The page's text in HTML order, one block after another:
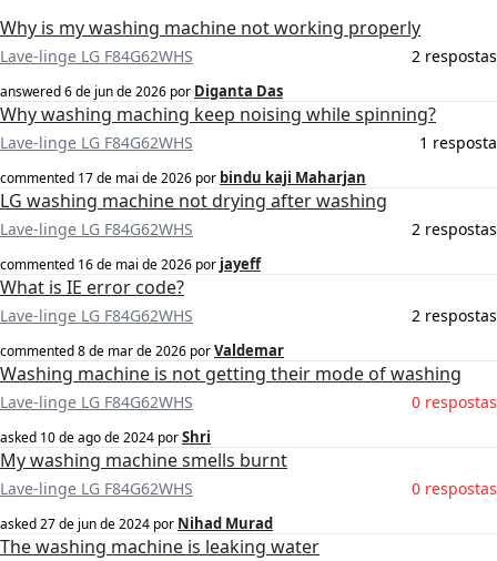
Why is my washing machine not working properly
Lave-linge LG F84G62WHS 2 respostas
answered6 de jun de 2026 por Diganta Das
Why washing maching keep noising while spinning?
Lave-linge LG F84G62WHS 1 resposta
commented 17 de mai de 2026 por bindu kaji Maharjan
LG washing machine not drying after washing
Lave-linge LG F84G62WHS 2 respostas
commented 16 de mai de 2026 por jayeff
What is IE error code?
Lave-linge LG F84G62WHS 2 respostas
commented8 de mar de 2026 porValdemar
Washing machine is not getting their mode of washing
Lave-linge LG F84G62WHS 0 respostas
asked 10 de ago de 2024 porShri
My washing machine smells burnt
Lave-linge LG F84G62WHS 0 respostas
asked27 de jun de 2024 por Nihad Murad
The washing machine is leaking water